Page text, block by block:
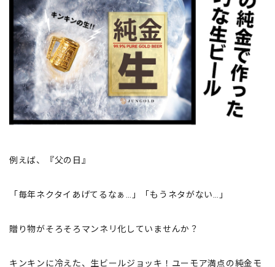
例えば、『父の日』
「毎年ネクタイあげてるなぁ…」「もうネタがない…」
贈り物がそろそろマンネリ化していませんか？
キンキンに冷えた、生ビールジョッキ！ユーモア満点の純金モ